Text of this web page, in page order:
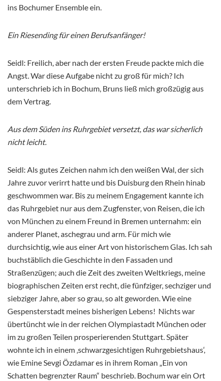
ins Bochumer Ensemble ein.
Ein Riesending für einen Berufsanfänger!
Seidl: Freilich, aber nach der ersten Freude packte mich die
Angst. War diese Aufgabe nicht zu groß für mich? Ich
unterschrieb ich in Bochum, Bruns ließ mich großzügig aus
dem Vertrag.
Aus dem Süden ins Ruhrgebiet versetzt, das war sicherlich
nicht leicht.
Seidl: Als gutes Zeichen nahm ich den weißen Wal, der sich
Jahre zuvor verirrt hatte und bis Duisburg den Rhein hinab
geschwommen war. Bis zu meinem Engagement kannte ich
das Ruhrgebiet nur aus dem Zugfenster, von Reisen, die ich
von München zu einem Freund in Bremen unternahm: ein
anderer Planet, aschegrau und arm. Für mich wie
durchsichtig, wie aus einer Art von historischem Glas. Ich sah
buchstäblich die Geschichte in den Fassaden und
Straßenzügen; auch die Zeit des zweiten Weltkriegs, meine
biographischen Zeiten erst recht, die fünfziger, sechziger und
siebziger Jahre, aber so grau, so alt geworden. Wie eine
Gespensterstadt meines bisherigen Lebens! Nichts war
übertüncht wie in der reichen Olympiastadt München oder
im zu großen Teilen prosperierenden Stuttgart. Später
wohnte ich in einem ‚schwarzgesichtigen Ruhrgebietshaus‘,
wie Emine Sevgi Özdamar es in ihrem Roman „Ein von
Schatten begrenzter Raum“ beschrieb. Bochum war ein Ort